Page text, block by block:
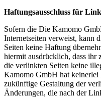
Haftungsausschluss für
Sofern die Die Kamomo
Internetseiten verweist, kann
Seiten keine Haftung
hiermit ausdrücklich, dass ihr
die verlinkten Seiten keine
Kamomo GmbH hat keinerlei
zukünftige Gestaltung der
Änderungen, die nach der